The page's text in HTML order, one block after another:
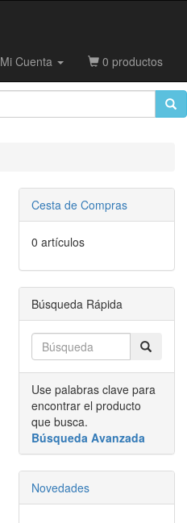
Mi Cuenta 0 productos
Cesta de Compras
0 artículos
Búsqueda Rápida
Use palabras clave para
encontrar el producto
que busca.
Búsqueda Avanzada
Novedades